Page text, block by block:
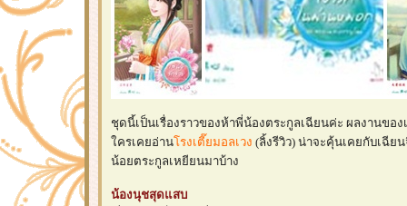
ชุดนี้เป็นเรื่องราวของห้าพี่น้องตระกูลเฉียนค่ะ ผลงานขอ
ครเคยอ่านรงเตี๊ยมอลเวง (ลิ้งรีวิว) น่าจะคุ้นเคยกับเฉี
น้อยตระกูลเหยียนมาบ้าง
น้องนุชสุดแสบ